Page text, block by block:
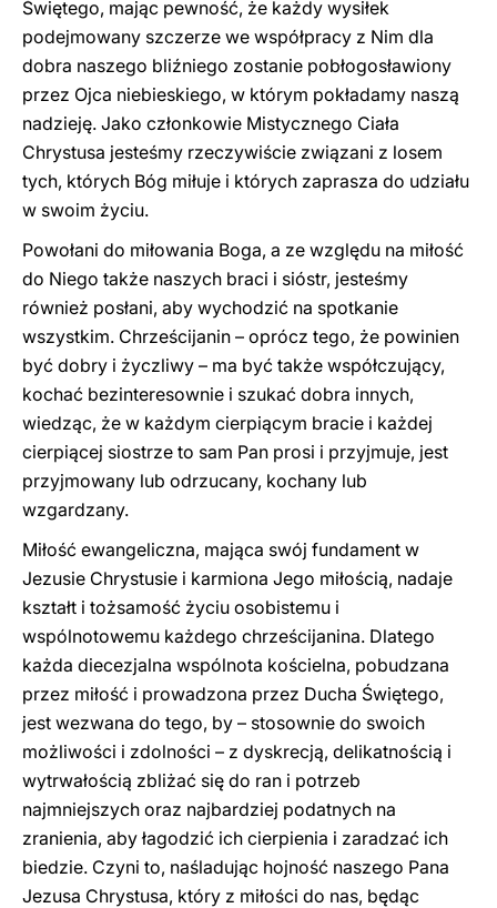
Świętego, mając pewność, że każdy wysiłek
podejmowany szczerze we współpracy z Nim dla
dobra naszego bliźniego zostanie pobłogosławiony
przez Ojca niebieskiego, w którym pokładamy naszą
nadzieję. Jako członkowie Mistycznego Ciała
Chrystusa jesteśmy rzeczywiście związani z losem
tych, których Bóg miłuje i których zaprasza do udziału
w swoim życiu.
Powołani do miłowania Boga, a ze względu na miłość
do Niego także naszych braci i sióstr, jesteśmy
również posłani, aby wychodzić na spotkanie
wszystkim. Chrześcijanin – oprócz tego, że powinien
być dobry i życzliwy – ma być także współczujący,
kochać bezinteresownie i szukać dobra innych,
wiedząc, że w każdym cierpiącym bracie i każdej
cierpiącej siostrze to sam Pan prosi i przyjmuje, jest
przyjmowany lub odrzucany, kochany lub
wzgardzany.
Miłość ewangeliczna, mająca swój fundament w
Jezusie Chrystusie i karmiona Jego miłością, nadaje
kształt i tożsamość życiu osobistemu i
wspólnotowemu każdego chrześcijanina. Dlatego
każda diecezjalna wspólnota kościelna, pobudzana
przez miłość i prowadzona przez Ducha Świętego,
jest wezwana do tego, by – stosownie do swoich
możliwości i zdolności – z dyskrecją, delikatnością i
wytrwałością zbliżać się do ran i potrzeb
najmniejszych oraz najbardziej podatnych na
zranienia, aby łagodzić ich cierpienia i zaradzać ich
biedzie. Czyni to, naśladując hojność naszego Pana
Jezusa Chrystusa, który z miłości do nas, będąc